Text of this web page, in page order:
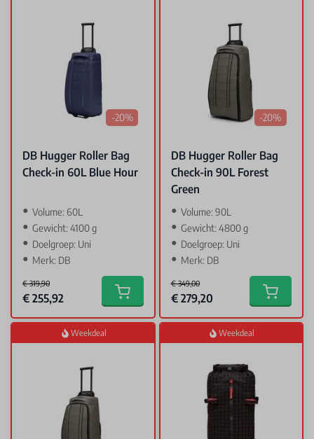
-20%
DB Hugger Roller Bag
Check-in 60L Blue Hour
Volume: 60L
Gewicht: 4100 g
Doelgroep: Uni
Merk: DB
€ 319,90
Special Price
€ 255,92 Add to cart
-20%
DB Hugger Roller Bag
Check-in 90L Forest
Green
Volume: 90L
Gewicht: 4800 g
Doelgroep: Uni
Merk: DB
€ 349,00
Special Price
€ 279,20 Add to
Weekdeal Weekdeal